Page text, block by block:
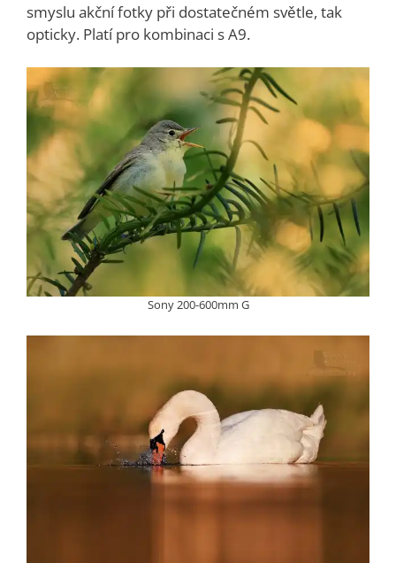
smyslu akční fotky při dostatečném světle, tak
opticky. Platí pro kombinaci s A9.
Sony 200-600mm G